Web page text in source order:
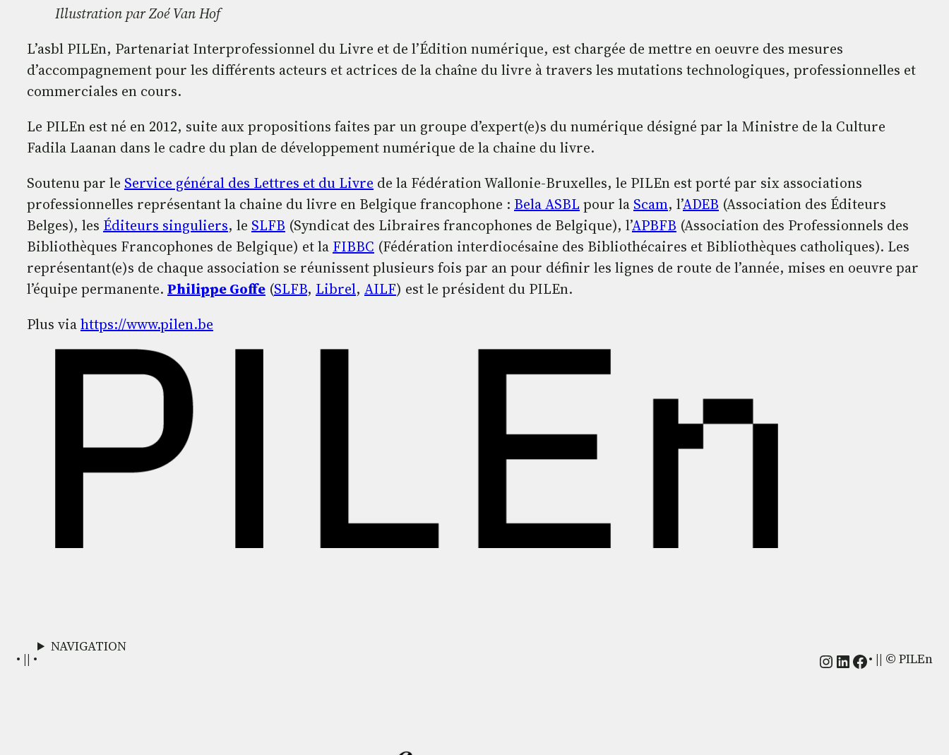
Illustration par Zoé Van Hof
L’asbl PILEn, Partenariat Interprofessionnel du Livre et de l’Édition numérique, est chargée de mettre en oeuvre des mesures
d’accompagnement pour les différents acteurs et actrices de la chaîne du livre à travers les mutations technologiques, professionnelles et
commerciales en cours.
Le PILEn est né en 2012, suite aux propositions faites par un groupe d’expert(e)s du numérique désigné par la Ministre de la Culture
Fadila Laanan dans le cadre du plan de développement numérique de la chaine du livre.
Soutenu par le Service général des Lettres et du Livre de la Fédération Wallonie-Bruxelles, le PILEn est porté par six associations
professionnelles représentant la chaine du livre en Belgique francophone : BelaASBL pour la Scam, l’ADEB (Association des Éditeurs
Belges), les Éditeurs singuliers, le SLFB (Syndicat des Libraires francophones de Belgique), l’APBFB (Association des Professionnels des
Bibliothèques Francophones de Belgique) et la FIBBC (Fédération interdiocésaine des Bibliothécaires et Bibliothèques catholiques). Les
représentant(e)s de chaque association se réunissent plusieurs fois par an pour définir les lignes de route de l’année, mises en oeuvre par
l’équipe permanente. Philippe Goffe (SLFB, Librel, AILF) est le président du PILEn.
Plus viahttps://www.pilen.be
• || •
NAVIGATION
Instagram
LinkedIn
Facebook
• || © PILEn